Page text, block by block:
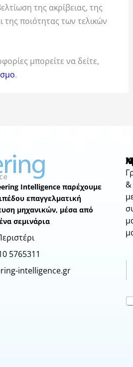
της ακρίβειας, της
της ποιότητας των τελικών
μπορείτε να δείτε,
.
Intelligence παρέχουμε
επαγγελματική
μηχανικών, μέσα από
σεμινάρια
5765311
intelligence.gr
&